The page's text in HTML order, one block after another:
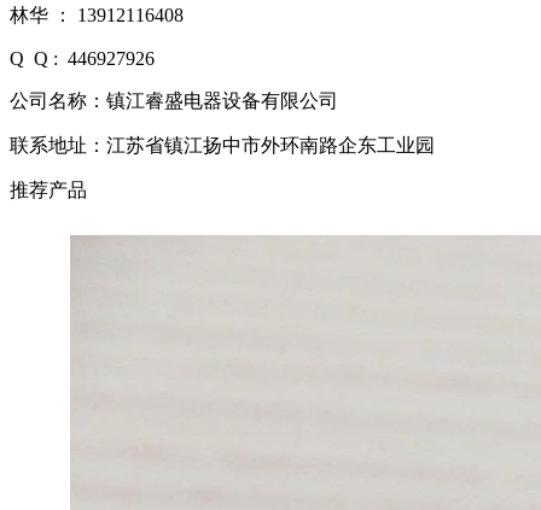
林华 ： 13912116408
Q Q : 446927926
公司名称：镇江睿盛电器设备有限公司
联系地址：江苏省镇江扬中市外环南路企东工业园
推荐产品